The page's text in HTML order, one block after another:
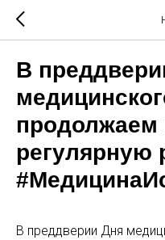
В
продолжаем
регулярную
В преддверии Дня